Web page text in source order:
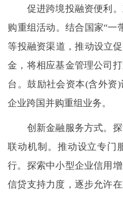
促进跨境投融资便利。
购重组活动。结合国家“一
等投融资渠道，推动设立
金，将相应基金管理公司
台。鼓励社会资本(含外资
企业跨国并购重组业务。
创新金融服务方式。探
联动机制。推动设立专门
行。探索中小型企业信用
信贷支持力度，逐步允许